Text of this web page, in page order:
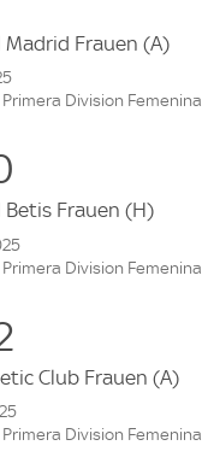
Madrid Frauen (A)
Division Femenina
Betis Frauen (H)
Division Femenina
Club Frauen (A)
Division Femenina